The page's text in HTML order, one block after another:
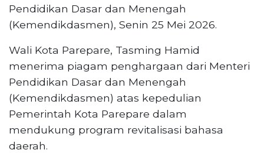
Pendidikan Dasar dan Menengah
(Kemendikdasmen), Senin 25 Mei 2026.
Wali Kota Parepare, Tasming Hamid
menerima piagam penghargaan dari Menteri
Pendidikan Dasar dan Menengah
(Kemendikdasmen) atas kepedulian
Pemerintah Kota Parepare dalam
mendukung program revitalisasi bahasa
daerah.